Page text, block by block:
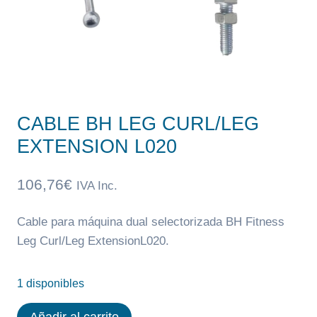
CABLE BH LEG CURL/LEG
EXTENSION L020
106,76€ IVA Inc.
Cable para máquina dual selectorizada BH Fitness
Leg Curl/Leg ExtensionL020.
1 disponibles
CABLE